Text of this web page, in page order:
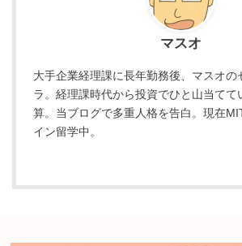
マスオ
大手企業経理課に長年勤務後、マスオの
ラ。経理課時代から投資でひと山当てて
算。当ブログで多重人格を告白。現在
イン留学中。